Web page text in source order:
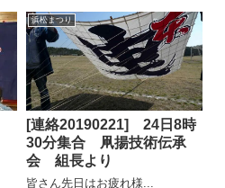
浜松まつり
[連絡20190221] 24日8時
30分集合 凧揚技術伝承
会 組長より
皆さん先日はお疲れ様...